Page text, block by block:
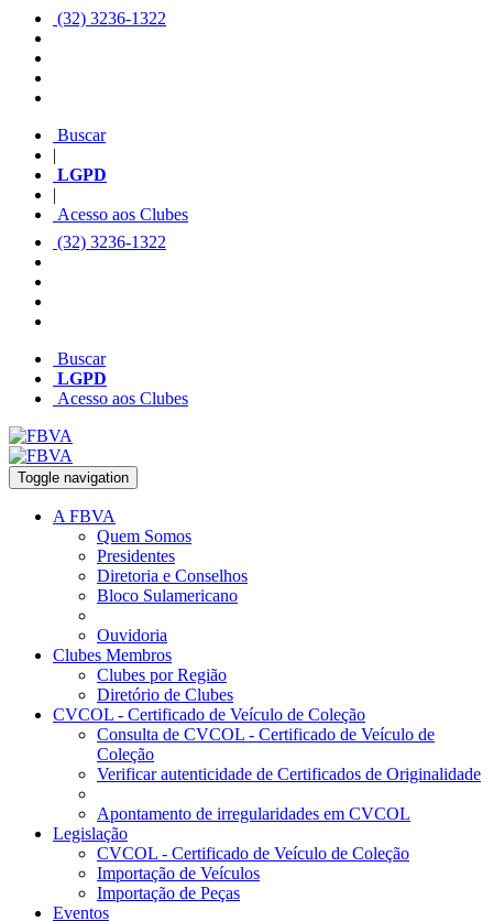
(32) 3236-1322
Buscar
|
LGPD
|
Acesso aos Clubes
(32) 3236-1322
Buscar
LGPD
Acesso aos Clubes
Toggle navigation
A FBVA
Quem Somos
Presidentes
Diretoria e Conselhos
Bloco Sulamericano
Ouvidoria
Clubes Membros
Clubes por Região
Diretório de Clubes
CVCOL - Certificado de Veículo de Coleção
Consulta de CVCOL - Certificado de Veículo de
Coleção
Verificar autenticidade de Certificados de Originalidade
Apontamento de irregularidades em CVCOL
Legislação
CVCOL - Certificado de Veículo de Coleção
Importação de Veículos
Importação de Peças
Eventos